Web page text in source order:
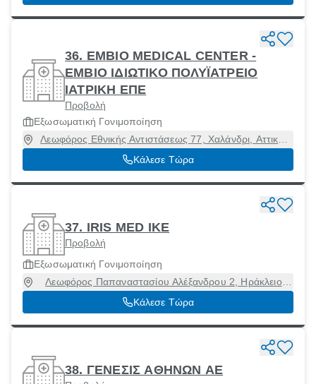
36. EMBIO MEDICAL CENTER -
ΕΜΒΙΟ ΙΔΙΩΤΙΚΟ ΠΟΛΥΪΑΤΡΕΙΟ
ΙΑΤΡΙΚΗ ΕΠΕ
Προβολή
Εξωσωματική Γονιμοποίηση
Λεωφόρος Εθνικής Αντιστάσεως 77, Χαλάνδρι, Αττική,
15231
Κάλεσε Τώρα
37. IRIS MED ΙΚΕ
Προβολή
Εξωσωματική Γονιμοποίηση
Λεωφόρος Παπαναστασίου Αλέξανδρου 2, Ηράκλειο
[Δήμος], Ηράκλειο, 71306
Κάλεσε Τώρα
38. ΓΕΝΕΣΙΣ ΑΘΗΝΩΝ ΑΕ